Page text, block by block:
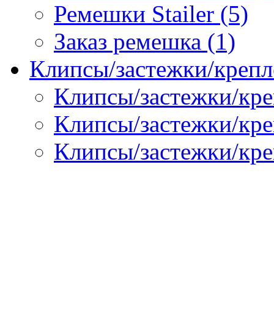
Ремешки Stailer (5)
Заказ ремешка (1)
Клипсы/застежки/
Клипсы/застежки/
Клипсы/застежки/
Клипсы/застежки/